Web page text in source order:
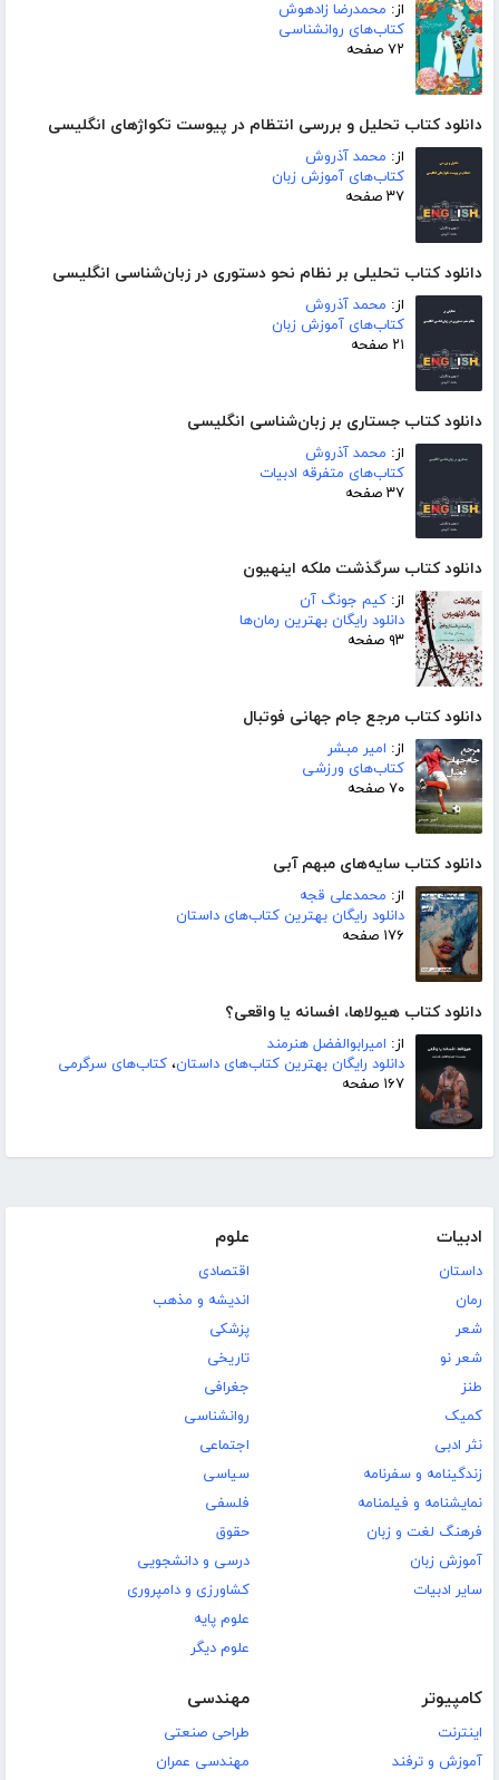
از: محمدرضا زادهوش
کتاب‌های روانشناسی
۷۲ صفحه
دانلود کتاب تحلیل و بررسی انتظام در پیوست تکواژهای انگلیسی
از: محمد آذروش
کتاب‌های آموزش زبان
۳۷ صفحه
دانلود کتاب تحلیلی بر نظام نحو دستوری در زبان‌شناسی انگلیسی
از: محمد آذروش
کتاب‌های آموزش زبان
۲۱ صفحه
دانلود کتاب جستاری بر زبان‌شناسی انگلیسی
از: محمد آذروش
کتاب‌های متفرقه ادبیات
۳۷ صفحه
دانلود کتاب سرگذشت ملکه اینهیون
از: کیم جونگ آن
دانلود رایگان بهترین رمان‌ها
۹۳ صفحه
دانلود کتاب مرجع جام جهانی فوتبال
از: امیر مبشر
کتاب‌های ورزشی
۷۰ صفحه
دانلود کتاب سایه‌های مبهم آبی
از: محمدعلی قجه
دانلود رایگان بهترین کتاب‌های داستان
۱۷۶ صفحه
دانلود کتاب هیولاها، افسانه یا واقعی؟
از: امیرابوالفضل هنرمند
دانلود رایگان بهترین کتاب‌های داستان، کتاب‌های سرگرمی
۱۶۷ صفحه
ادبیات
داستان
رمان
شعر
شعر نو
طنز
کمیک
نثر ادبی
زندگینامه و سفرنامه
نمایشنامه و فیلمنامه
فرهنگ لغت و زبان
آموزش زبان
سایر ادبیات
علوم
اقتصادی
اندیشه و مذهب
پزشکی
تاریخی
جغرافی
روانشناسی
اجتماعی
سیاسی
فلسفی
حقوق
درسی و دانشجویی
کشاورزی و دامپروری
علوم پایه
علوم دیگر
کامپیوتر
اینترنت
آموزش و ترفند
مهندسی
طراحی صنعتی
مهندسی عمران